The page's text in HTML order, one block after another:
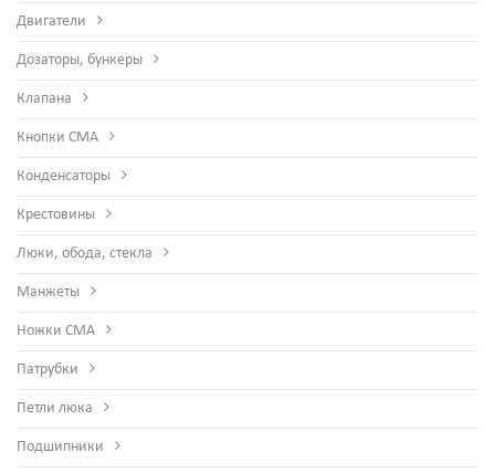
Двигатели
Дозаторы, бункеры
Клапана
Кнопки СМА
Конденсаторы
Крестовины
Люки, обода, стекла
Манжеты
Ножки СМА
Патрубки
Петли люка
Подшипники